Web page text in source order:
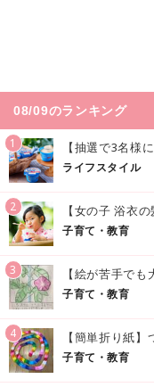
08/09のランキング
1
ライフスタイル
2
子育て・教育
3
子育て・教育
4
子育て・教育